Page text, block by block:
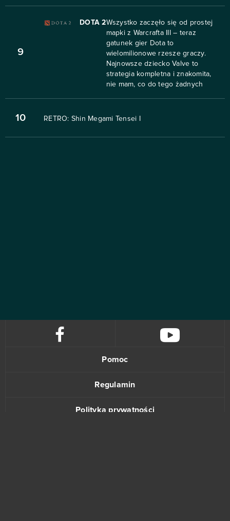
9
DOTA 2Wszystko zaczęło się od prostej
mapki z Warcrafta III – teraz
gatunek gier Dota to
wielomilionowe rzesze graczy.
Najnowsze dziecko Valve to
strategia kompletna i znakomita,
nie mam, co do tego żadnych
10 RETRO: Shin Megami Tensei I
Pomoc
Regulamin
Polityka prywatności